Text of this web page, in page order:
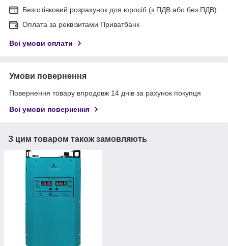
Безготівковий розрахунок для юросіб (з ПДВ або без ПДВ)
Оплата за реквізитами Приватбанк
Всі умови оплати
Умови повернення
Повернення товару впродовж 14 днів за рахунок покупця
Всі умови повернення
З цим товаром також замовляють